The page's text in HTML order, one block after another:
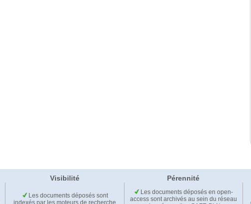
Visibilité Pérennité
Les documents déposés sont
Les documents déposés en open-
access sont archivés au sein du réseau